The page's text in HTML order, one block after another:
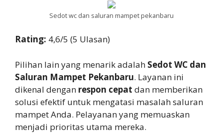
Sedot wc dan saluran mampet pekanbaru
Rating: 4,6/5 (5 Ulasan)
Pilihan lain yang menarik adalah Sedot WC dan
Saluran Mampet Pekanbaru. Layanan ini
dikenal dengan respon cepat dan memberikan
solusi efektif untuk mengatasi masalah saluran
mampet Anda. Pelayanan yang memuaskan
menjadi prioritas utama mereka.